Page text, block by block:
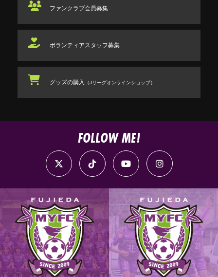
ファンクラブ会員募集
ボランティアスタッフ募集
グッズの購入 （Jリーグオンラインショップ）
FOLLOW ME!